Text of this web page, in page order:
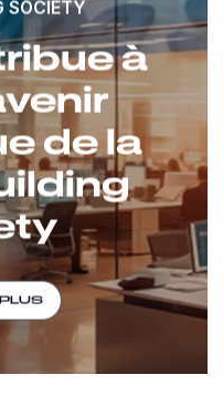
SOCIETY
à
de la